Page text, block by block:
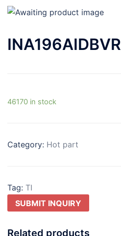
INA196AIDBVR
46170 in stock
Category: Hot part
Tag: TI
SUBMIT INQUIRY
Related products